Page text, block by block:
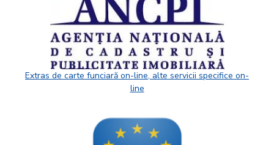
Extras de carte funciară on-line, alte servicii specifice on-
line